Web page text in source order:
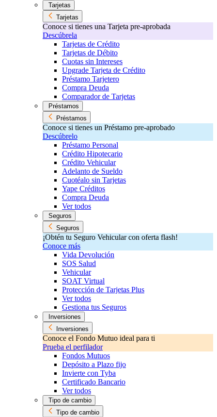
Tarjetas
Tarjetas
Conoce si tienes una Tarjeta pre-aprobada
Descúbrela
Tarjetas de Crédito
Tarjetas de Débito
Cuotas sin Intereses
Upgrade Tarjeta de Crédito
Préstamo Tarjetero
Compra Deuda
Comparador de Tarjetas
Préstamos
Préstamos
Conoce si tienes un Préstamo pre-aprobado
Descúbrelo
Préstamo Personal
Crédito Hipotecario
Crédito Vehicular
Adelanto de Sueldo
Cuotéalo sin Tarjetas
Yape Créditos
Compra Deuda
Ver todos
Seguros
Seguros
¡Obtén tu Seguro Vehicular con oferta flash!
Conoce más
Vida Devolución
SOS Salud
Vehicular
SOAT Virtual
Protección de Tarjetas Plus
Ver todos
Gestiona tus Seguros
Inversiones
Inversiones
Conoce el Fondo Mutuo ideal para ti
Prueba el perfilador
Fondos Mutuos
Depósito a Plazo fijo
Invierte con Tyba
Certificado Bancario
Ver todos
Tipo de cambio
Tipo de cambio